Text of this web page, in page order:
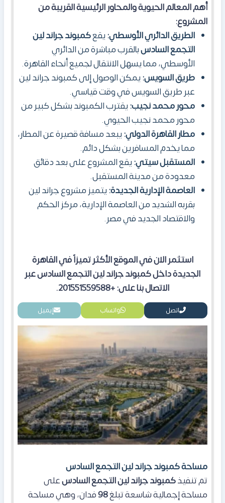
أهم المعالم الحيوية والمحاور الرئيسية القريبة من
المشروع:
الطريق الدائري الأوسطي:يقعكمبوند جراند لين
التجمع السادسبالقرب مباشرة من الدائري
الأوسطي، مما يسهل الانتقال لجميع أنحاء القاهرة.
طريق السويس:يمكن الوصول إلى كمبوند جراند لين
عبر طريق السويس في وقت قياسي.
محور محمد نجيب:يقترب الكمبوندبشكل كبير من
محور محمد نجيب الحيوي.
مطار القاهرة الدولي:يبعد مسافة قصيرة عن المطار،
مما يخدم المسافرين بشكل دائم.
المستقبل سيتي:يقع المشروع على بعد دقائق
معدودة من مدينة المستقبل.
العاصمة الإدارية الجديدة:يتميز مشروع جراند لين
بقربه الشديد من العاصمة الإدارية، مركز الحكم
والاقتصاد الجديد في مصر.
استثمر الان في الموقع الأكثر تميزاً في القاهرة
الجديدة داخل كمبوند جراند لين التجمع السادس عبر
الاتصال بنا على: +201551559588.
اتصل واتساب إيميل
مساحة كمبوند جراند لين التجمع السادس
تم تنفيذكمبوند جراند لين التجمع السادسعلى
مساحة إجمالية شاسعة تبلغ98فدان، وهي مساحة